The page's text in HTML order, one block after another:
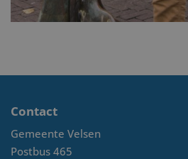
Contact
Gemeente Velsen
Postbus 465